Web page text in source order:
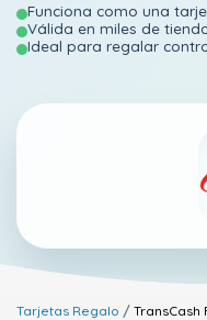
Funciona como una
Válida en miles de
Ideal para regalar
Tarjetas Regalo TransCash